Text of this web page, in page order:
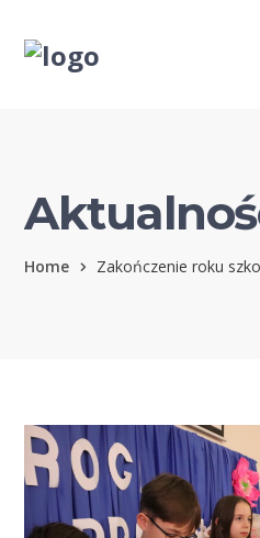
Home Zakończenie roku